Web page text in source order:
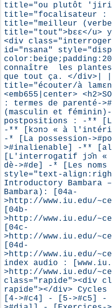
title="ou plutôt
title="focalisateur :
title="meilleur
title="tout">bɛɛ</u>
<div
id="nsana"
connaître les
que tout ça. </div>|
title="écouter/à lamɛn
<emb655|center>
: termes de parenté-
(masculin et féminin)-
postpositions : -**
-** [kɔnɔ « à
-* [La possession-
>#inalienable] -**
[L'interrogatif jɔ̂n «
dè->#de] -* [Les noms
style="text-
Introductory Bambara
Bambara): [04a-
>http://www.iu.edu/
[04b-
>http://www.iu.edu/
[04c-
>http://www.iu.edu/
[04d-
>http://www.iu.edu/
index audio :
>http://www.iu.edu/
class="rapide"><div
rapide"></div>
[4->#c4] - [5->#c5] -